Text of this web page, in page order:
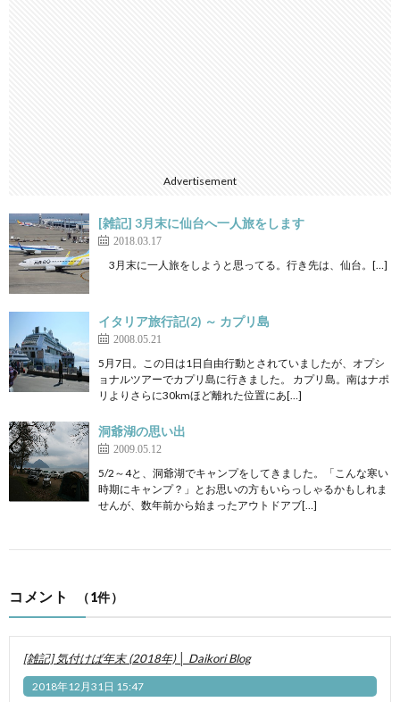
Advertisement
[雑記] 3月末に仙台へ一人旅をします
2018.03.17
3月末に一人旅をしようと思ってる。行き先は、仙台。[…]
イタリア旅行記(2) ～ カプリ島
2008.05.21
5月7日。この日は1日自由行動とされていましたが、オプシ
ョナルツアーでカプリ島に行きました。 カプリ島。南はナポ
リよりさらに30kmほど離れた位置にあ[…]
洞爺湖の思い出
2009.05.12
5/2～4と、洞爺湖でキャンプをしてきました。「こんな寒い
時期にキャンプ？」とお思いの方もいらっしゃるかもしれま
せんが、数年前から始まったアウトドアブ[…]
コメント （1件）
[雑記] 気付けば年末 (2018年) │ Daikori Blog
2018年12月31日 15:47